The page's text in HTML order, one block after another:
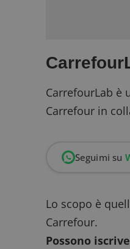
CarrefourLab è
Carrefour in
Seguimi su
Lo scopo è
Carrefour.
Possono